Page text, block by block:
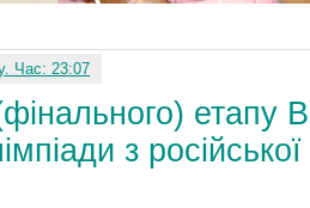
Час: 23:07
етапу
з